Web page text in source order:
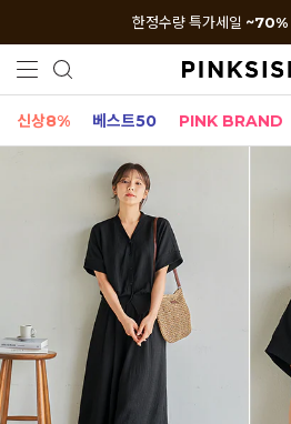
한정수량 특가세일 ~70%
신상8% 베스트50 PINK BRAND